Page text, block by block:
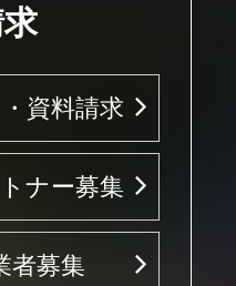
資料請求
ナー募集
者募集